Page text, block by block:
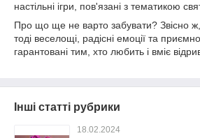
настільні ігри, пов'язані з тематикою
Про що ще не варто забувати? Звісно ж,
тоді веселощі, радісні емоції та
гарантовані тим, хто любить і вміє
Інші статті рубрики
18.02.2024